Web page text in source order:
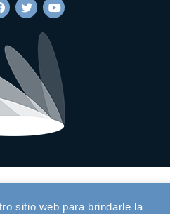
sitio web para brindarle la